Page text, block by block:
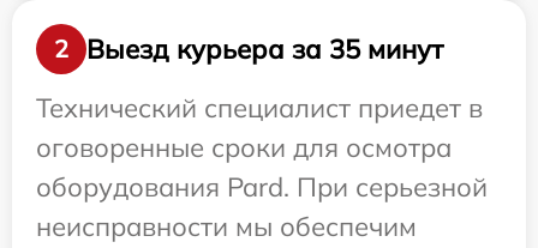
2
Выезд курьера за 35 минут
Технический специалист приедет в
оговоренные сроки для осмотра
оборудования Pard. При серьезной
неисправности мы обеспечим